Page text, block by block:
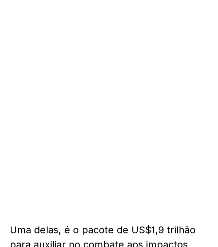
Uma delas, é o pacote de US$1,9 trilhão
para auxiliar no combate aos impactos